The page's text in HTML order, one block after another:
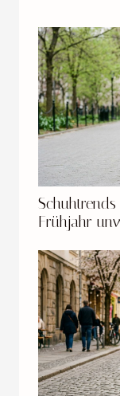
Frühjahr